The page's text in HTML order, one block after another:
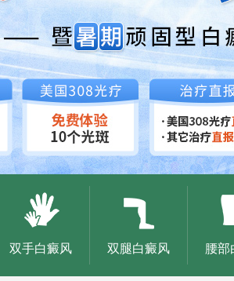
双手白癜风 双腿白癜风 腰部